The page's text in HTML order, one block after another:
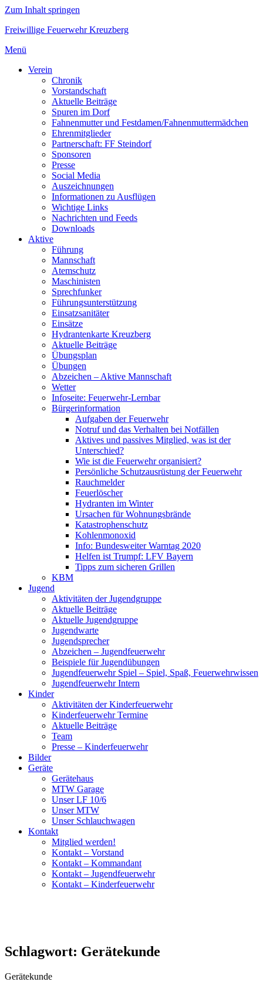
Zum Inhalt springen
Freiwillige Feuerwehr Kreuzberg
Menü
Verein
Chronik
Vorstandschaft
Aktuelle Beiträge
Spuren im Dorf
Fahnenmutter und Festdamen/Fahnenmuttermädchen
Ehrenmitglieder
Partnerschaft: FF Steindorf
Sponsoren
Presse
Social Media
Auszeichnungen
Informationen zu Ausflügen
Wichtige Links
Nachrichten und Feeds
Downloads
Aktive
Führung
Mannschaft
Atemschutz
Maschinisten
Sprechfunker
Führungsunterstützung
Einsatzsanitäter
Einsätze
Hydrantenkarte Kreuzberg
Aktuelle Beiträge
Übungsplan
Übungen
Abzeichen – Aktive Mannschaft
Wetter
Infoseite: Feuerwehr-Lernbar
Bürgerinformation
Aufgaben der Feuerwehr
Notruf und das Verhalten bei Notfällen
Aktives und passives Mitglied, was ist der
Unterschied?
Wie ist die Feuerwehr organisiert?
Persönliche Schutzausrüstung der Feuerwehr
Rauchmelder
Feuerlöscher
Hydranten im Winter
Ursachen für Wohnungsbrände
Katastrophenschutz
Kohlenmonoxid
Info: Bundesweiter Warntag 2020
Helfen ist Trumpf: LFV Bayern
Tipps zum sicheren Grillen
KBM
Jugend
Aktivitäten der Jugendgruppe
Aktuelle Beiträge
Aktuelle Jugendgruppe
Jugendwarte
Jugendsprecher
Abzeichen – Jugendfeuerwehr
Beispiele für Jugendübungen
Jugendfeuerwehr Spiel – Spiel, Spaß, Feuerwehrwissen
Jugendfeuerwehr Intern
Kinder
Aktivitäten der Kinderfeuerwehr
Kinderfeuerwehr Termine
Aktuelle Beiträge
Team
Presse – Kinderfeuerwehr
Bilder
Geräte
Gerätehaus
MTW Garage
Unser LF 10/6
Unser MTW
Unser Schlauchwagen
Kontakt
Mitglied werden!
Kontakt – Vorstand
Kontakt – Kommandant
Kontakt – Jugendfeuerwehr
Kontakt – Kinderfeuerwehr
Schlagwort: Gerätekunde
Gerätekunde